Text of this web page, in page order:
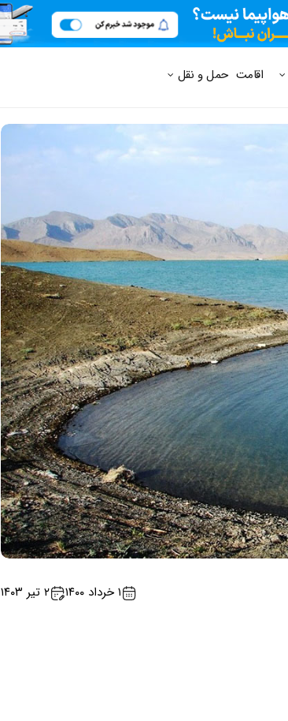
اقامت حمل و نقل
۱ خرداد ۱۴۰۰ ۲ تیر ۱۴۰۳